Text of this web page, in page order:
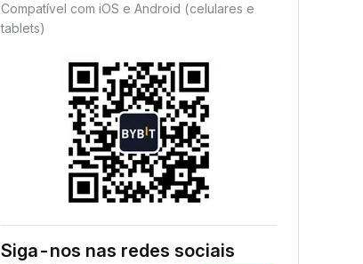
Compatível com iOS e Android (celulares e
tablets)
Siga-nos nas redes sociais